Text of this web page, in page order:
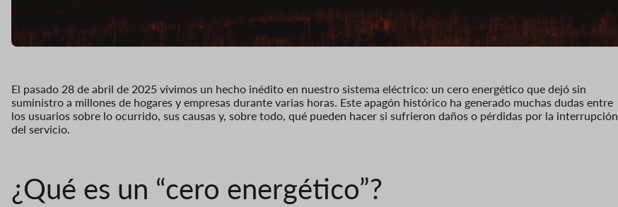
El pasado 28 de abril de 2025 vivimos un hecho inédito en nuestro sistema eléctrico: un cero energético que dejó sin
suministro a millones de hogares y empresas durante varias horas. Este apagón histórico ha generado muchas dudas entre
los usuarios sobre lo ocurrido, sus causas y, sobre todo, qué pueden hacer si sufrieron daños o pérdidas por la interrupción
del servicio.
¿Qué es un “cero energético”?